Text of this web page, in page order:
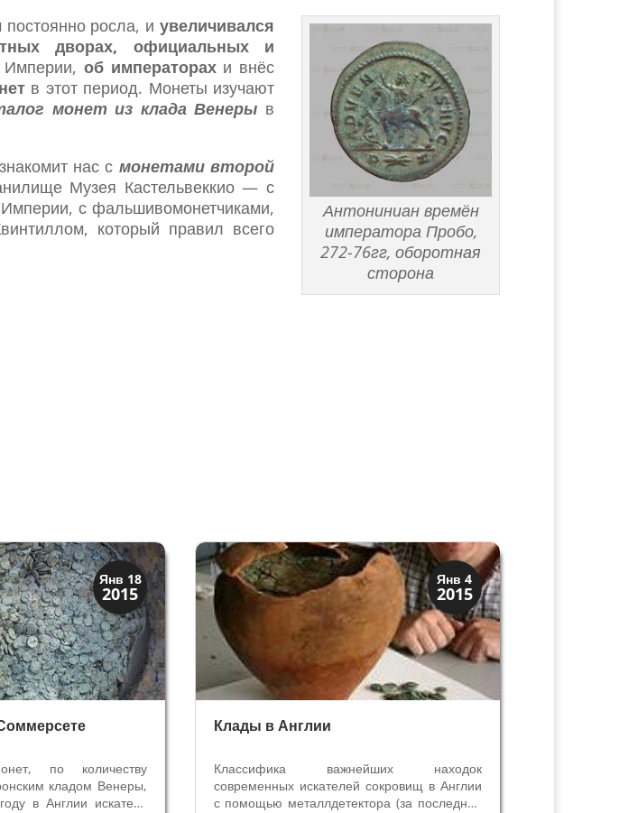
Антониниан времён
императора Пробо,
272-76гг, оборотная
сторона
росла, и увеличивался
дворах,
официальных и
Империи,об императорахи внёс
в этот период. Монеты изучают
монет из клада Венеры в
нас с монетами второй
Музея Кастельвеккио — с
с фальшивомонетчиками,
который правил всего
Янв 18
2015
по количеству
кладом Венеры,
в Англии искатель
Янв 4
2015
История
Клады и медали
Клады в Англии
Классифика важнейших находок
современных искателей сокровищ в Англии
с помощью металлдетектора (за последнее